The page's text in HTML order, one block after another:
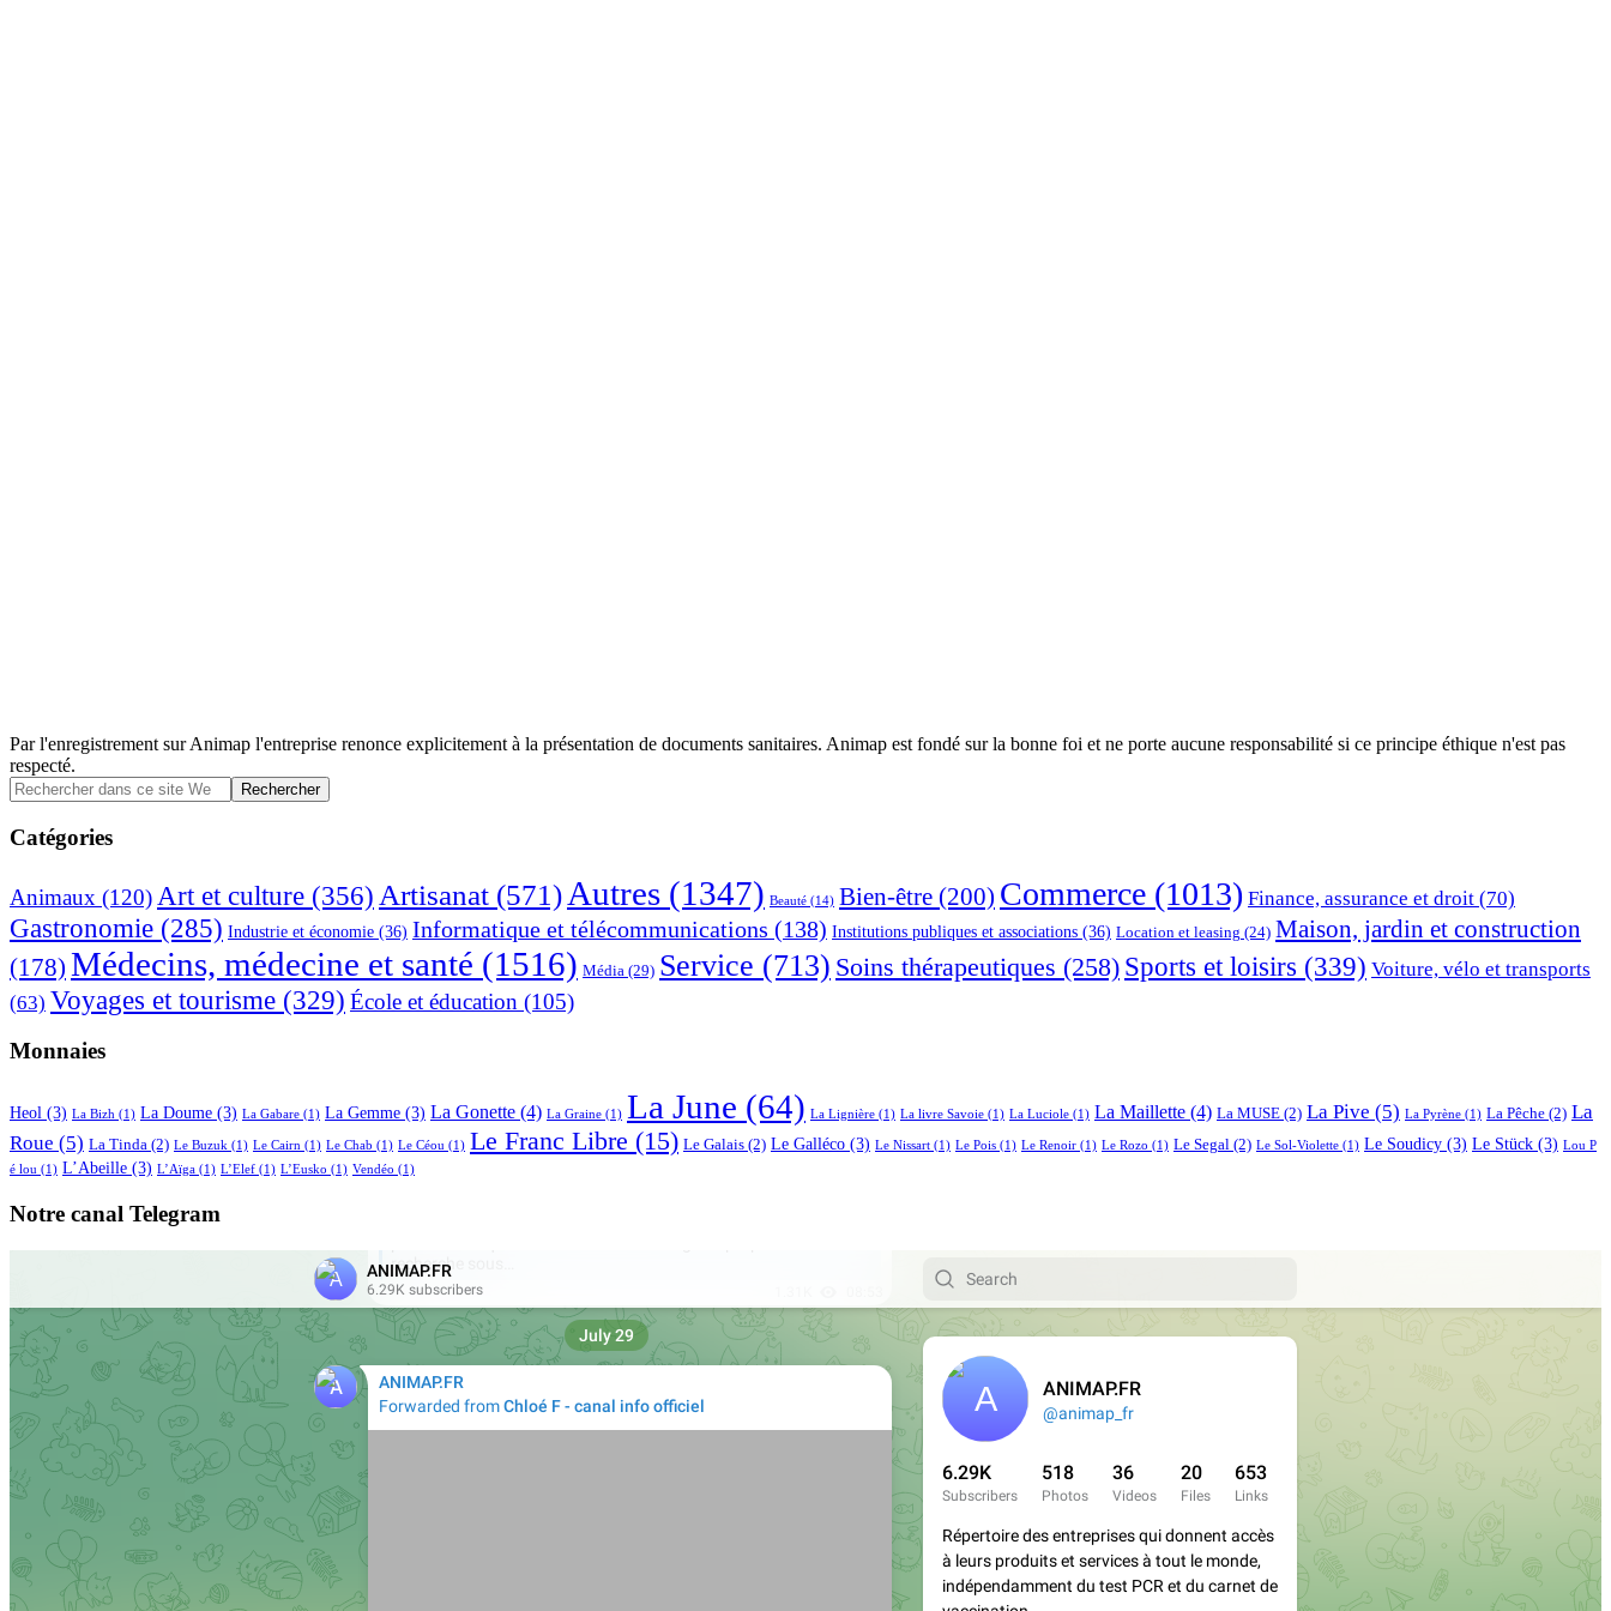
Par l'enregistrement sur Animap l'entreprise renonce explicitement à la présentation de documents sanitaires. Animap est fondé sur la bonne foi et ne porte aucune responsabilité si ce principe éthique n'est pas
respecté.
Barre
latérale
principale
Rechercher
dans
ce
site
Catégories
Animaux (120) Art et culture (356) Artisanat (571) Autres (1347) Beauté (14) Bien-être (200) Commerce (1013) Finance, assurance et droit (70)
Gastronomie (285) Industrie et économie (36) Informatique et télécommunications (138) Institutions publiques et associations (36) Location et leasing (24) Maison, jardin et construction
(178) Médecins, médecine et santé (1516) Média (29) Service (713) Soins thérapeutiques (258) Sports et loisirs (339) Voiture, vélo et transports
(63) Voyages et tourisme (329) École et éducation (105)
Monnaies
Heol (3) La Bizh (1) La Doume (3) La Gabare (1) La Gemme (3) La Gonette (4) La Graine (1) La June (64) La Lignière (1) La livre Savoie (1) La Luciole (1) La Maillette (4) La MUSE (2) La Pive (5) La Pyrène (1) La Pêche (2) La
Roue (5) La Tinda (2) Le Buzuk (1) Le Cairn (1) Le Chab (1) Le Céou (1) Le Franc Libre (15) Le Galais (2) Le Galléco (3) Le Nissart (1) Le Pois (1) Le Renoir (1) Le Rozo (1) Le Segal (2) Le Sol-Violette (1) Le Soudicy (3) Le Stück (3) Lou P
é lou (1) L’Abeille (3) L’Aïga (1) L’Elef (1) L’Eusko (1) Vendéo (1)
Notre canal Telegram